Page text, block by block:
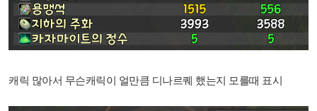
캐릭 많아서 무슨캐릭이 얼만큼 디나르퀘 했는지 모를때 표시